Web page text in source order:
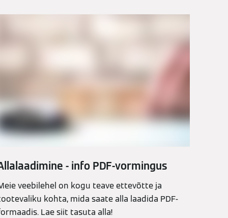
- info PDF-vormingus
veebilehel on kogu teave ettevõtte ja
kohta, mida saate alla laadida PDF-
Lae siit tasuta alla!